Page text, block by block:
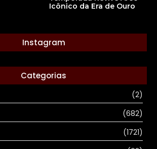
Icônico da Era de Ouro
Instagram
Categorias
(2)
(682)
(1721)